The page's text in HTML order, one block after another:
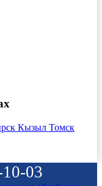
Кызыл Томск
03